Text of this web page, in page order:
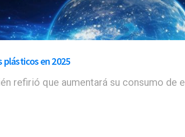
plásticos en 2025
refirió que aumentará su consumo de